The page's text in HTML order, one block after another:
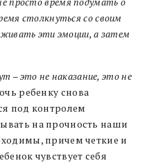
столкнуться со своим
эти эмоции, а затем
– это не наказание, это не
ребенку снова
под контролем
на прочность наши
причем четкие и
чувствует себя